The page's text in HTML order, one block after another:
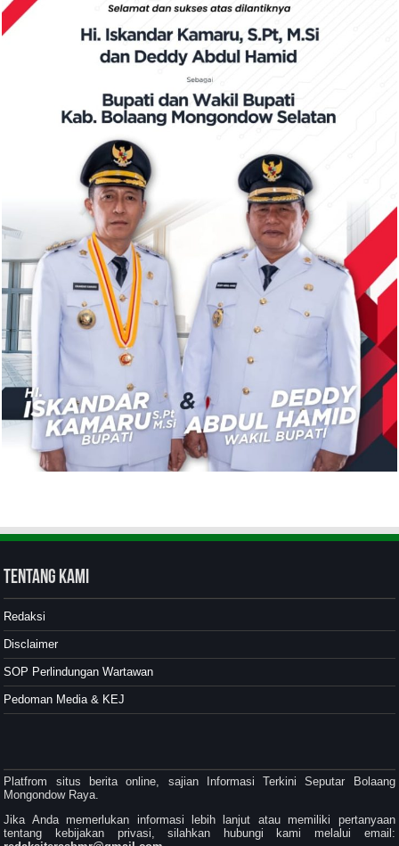
Tentang Kami
Redaksi
Disclaimer
SOP Perlindungan Wartawan
Pedoman Media & KEJ
Platfrom situs berita online, sajian Informasi Terkini Seputar Bolaang
Mongondow Raya.
Jika Anda memerlukan informasi lebih lanjut atau memiliki pertanyaan
tentang kebijakan privasi, silahkan hubungi kami melalui email: